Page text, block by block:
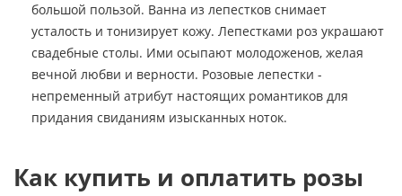
большой пользой. Ванна из лепестков снимает
усталость и тонизирует кожу. Лепестками роз украшают
свадебные столы. Ими осыпают молодоженов, желая
вечной любви и верности. Розовые лепестки -
непременный атрибут настоящих романтиков для
придания свиданиям изысканных ноток.
Как купить и оплатить розы